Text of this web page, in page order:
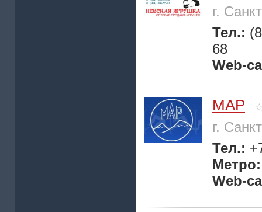
г.
Тел.:
68
Web-
МАР
г.
Тел.:
Web-